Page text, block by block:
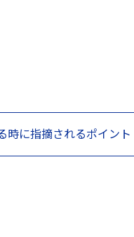
時に指摘されるポイント